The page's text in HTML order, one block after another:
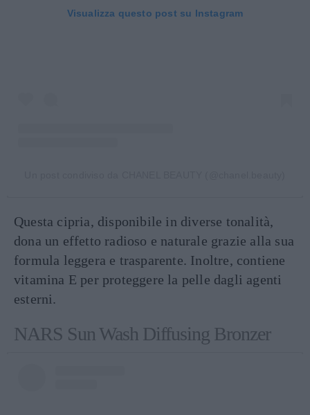
Visualizza questo post su Instagram
Questa cipria, disponibile in diverse tonalità,
dona un effetto radioso e naturale grazie alla sua
formula leggera e trasparente. Inoltre, contiene
vitamina E per proteggere la pelle dagli agenti
esterni.
NARS Sun Wash Diffusing Bronzer